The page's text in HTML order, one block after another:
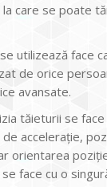
la care se poate
utilizează face
de orice
avansate.
tăieturii se
acceleraţie,
orientarea
face cu o